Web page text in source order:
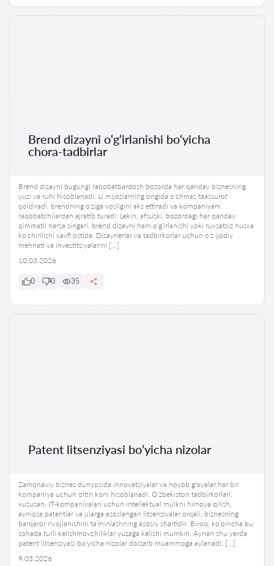
Brend dizayni o‘g‘irlanishi bo‘yicha
chora-tadbirlar
Brend dizayni bugungi raqobatbardosh bozorda har qanday biznesning
yuzi va ruhi hisoblanadi. U mijozlarning ongida o‘chmas taassurot
qoldiradi, brendning o‘ziga xosligini aks ettiradi va kompaniyani
raqobatchilardan ajratib turadi. Lekin, afsuski, bozordagi har qanday
qimmatli narsa singari, brend dizayni ham o‘g‘irlanishi yoki ruxsatsiz nusxa
ko‘chirilishi xavfi ostida. Dizaynerlar va tadbirkorlar uchun o‘z ijodiy
mehnati va investitsiyalarini […]
10.03.2026
0 0 35
Patent litsenziyasi bo‘yicha nizolar
Zamonaviy biznes dunyosida innovatsiyalar va noyob g‘oyalar har bir
kompaniya uchun oltin koni hisoblanadi. O‘zbekiston tadbirkorlari,
xususan, IT-kompaniyalari uchun intellektual mulkni himoya qilish,
ayniqsa patentlar va ularga asoslangan litsenziyalar orqali, biznesning
barqaror rivojlanishini ta’minlashning asosiy shartidir. Biroq, ko‘pincha bu
sohada turli kelishmovchiliklar yuzaga kelishi mumkin. Aynan shu yerda
patent litsenziyasi bo‘yicha nizolar dolzarb muammoga aylanadi. […]
9.03.2026